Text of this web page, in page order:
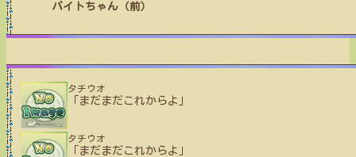
バイトちゃん（前）
タチウオ
「まだまだこれからよ」
タチウオ
「まだまだこれからよ」